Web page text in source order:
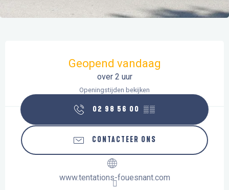
Geopend vandaag
over 2 uur
Openingstijden bekijken
02 98 56 00 ▒▒
CONTACTEER ONS
www.tentations-fouesnant.com